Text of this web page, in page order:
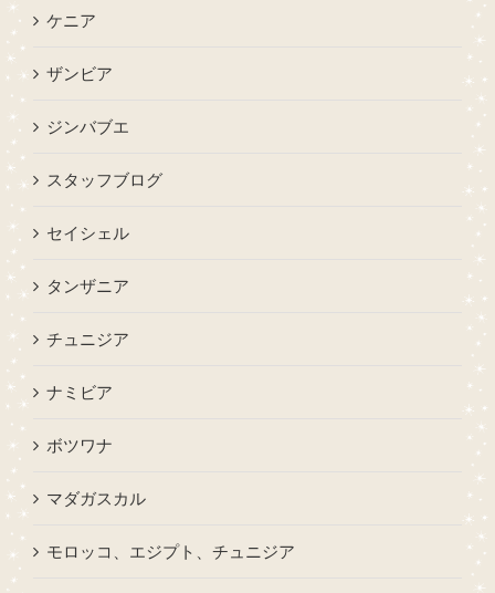
ケニア
ザンビア
ジンバブエ
スタッフブログ
セイシェル
タンザニア
チュニジア
ナミビア
ボツワナ
マダガスカル
モロッコ、エジプト、チュニジア